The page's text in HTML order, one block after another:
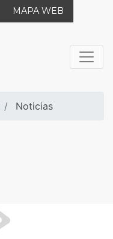
MAPA WEB
Noticias